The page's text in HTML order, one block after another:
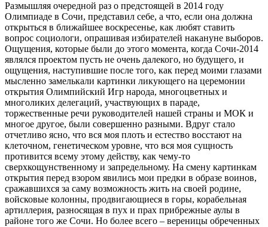
Размышляя очередной раз о предстоящей в 2014 году
Олимпиаде в Сочи, представил себе, а что, если она должна
открыться в ближайшее воскресенье, как любят ставить
вопрос социологи, опрашивая избирателей накануне выборов.
Ощущения, которые были до этого момента, когда Сочи-2014
являлся проектом пусть не очень далекого, но будущего, и
ощущения, наступившие после того, как перед моими глазами
мысленно замелькали картинки ликующего на церемонии
открытия Олимпийский Игр народа, многоцветных и
многоликих делегаций, участвующих в параде,
торжественные речи руководителей нашей страны и МОК и
многое другое, были совершенно разными. Вдруг стало
отчетливо ясно, что вся моя плоть и естество восстают на
клеточном, генетическом уровне, что вся моя сущность
противится всему этому действу, как чему-то
сверхкощунственному и запредельному. На смену картинкам
открытия перед взором явились мои предки в образе воинов,
сражавшихся за саму возможность жить на своей родине,
войсковые колонны, продвигающиеся в горы, корабельная
артиллерия, разносящая в пух и прах прибрежные аулы в
районе того же Сочи. Но более всего – вереницы обреченных